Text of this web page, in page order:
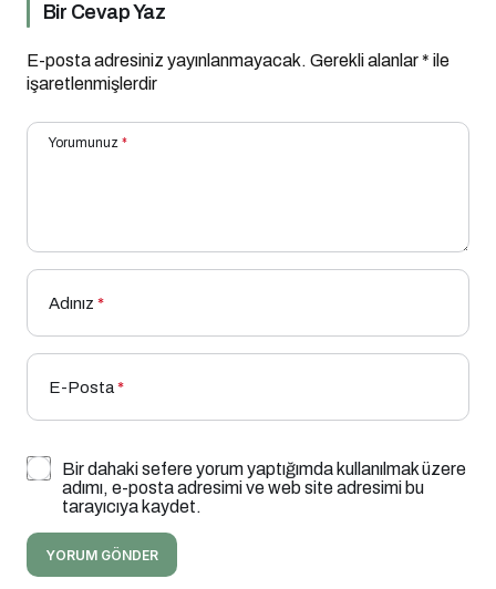
Bir Cevap Yaz
E-posta adresiniz yayınlanmayacak. Gerekli alanlar* ile
işaretlenmişlerdir
Yorumunuz *
Adınız *
E-Posta*
Bir dahaki sefere yorum yaptığımda kullanılmak üzere
adımı, e-posta adresimi ve web site adresimi bu
tarayıcıya kaydet.
YORUM GÖNDER